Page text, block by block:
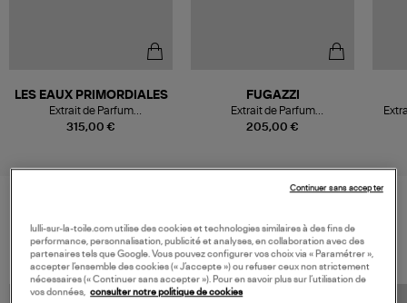
315,00 €
LES EAUX PRIMORDIALES
Extrait de Parfum
Supermassive Ambre 100ml
205,00 €
FUGAZZI
Extrait de Parfum
Pomegranoudh 100ml
VOS DERNIERS PRODUITS VUS
lulli-sur-la-toile.com utilise des cookies et technologies similaires à des fins de
performance, personnalisation, publicité et analyses, en collaboration avec des
partenaires tels que Google. Vous pouvez configurer vos choix via « Paramétrer »,
accepter l’ensemble des cookies (« J’accepte ») ou refuser ceux non strictement
nécessaires (« Continuer sans accepter »). Pour en savoir plus sur l’utilisation de
vos données,
consulter notre politique de cookies
Continuer sans accepter